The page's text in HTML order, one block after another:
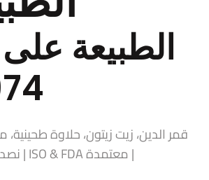
الطبيعة
| معتمدة ISO & FDA | نصدر لأوروبا والخليج وأمريكا